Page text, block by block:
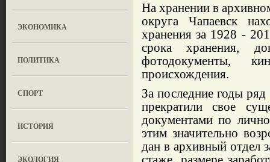
ЭКОНОМИКА
ПОЛИТИКА
СПОРТ
ИСТОРИЯ
ЭКОЛОГИЯ
На хранении в
округа Чапаевск
хранения за 1928 -
срока хранения,
фотодокументы,
происхождения.
За последние годы
прекратили свое
докумен­тами по
этим значительно
дан в архивный отдел